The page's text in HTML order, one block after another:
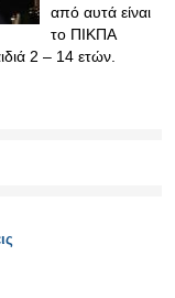
από αυτά είναι
το ΠΙΚΠΑ
2 – 14 ετών.